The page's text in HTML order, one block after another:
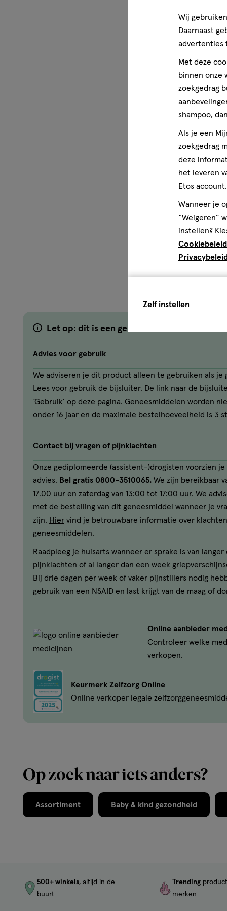
Lees voor gebruik eerst de bijsluiter. Buiten het zicht
Indicatie: Te gebruiken bij de symptomatische
Let op: dit is een geneesmiddel
Advies voor gebruik
We adviseren je dit product alleen te gebruiken als je
Lees voor gebruik de bijsluiter. De link naar de
‘Gebruik’ op deze pagina. Geneesmiddelen worden
onder 16 jaar en de maximale bestelhoeveelheid is 3
Contact bij vragen of pijnklachten
Onze gediplomeerde (assistent-)drogisten voorzien
advies. Bel gratis 0800-3510065. We zijn bereikbaar
17.00 uur en zaterdag van 13:00 tot 17:00 uur. We
met de bestelling van dit geneesmiddel wanneer je
zijn. Hier vind je betrouwbare informatie over
geneesmiddelen.
Raadpleeg je huisarts wanneer er sprake is van
pijnklachten of al langer dan een week
Bij drie dagen per week of vaker pijnstillers nodig
gebruik van een NSAID en last krijgt van de maag of
Online aanbieder
Controleer welke
verkopen.
Keurmerk Zelfzorg Online
Online verkoper legale
Op zoek naar iets anders?
Assortiment Baby & kind gezondheid
500+ winkels, altijd in de
buurt
Trending
merken
Wij
Daarnaast
advertenties
Met deze
binnen onze
zoekgedrag
shampoo,
Als je een
zoekgedrag
deze
het leveren
Etos account.
Wanneer je
“Weigeren”
instellen?
Cookiebeleid
Zelf instellen